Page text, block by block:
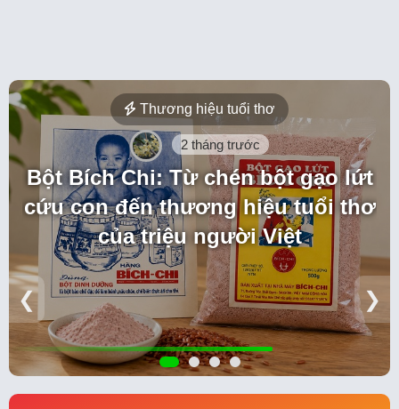
Thương hiệu tuổi thơ
2 tháng trước
Bột Bích Chi: Từ chén bột gạo lứt
cứu con đến thương hiệu tuổi thơ
của triệu người Việt
❮ ❯